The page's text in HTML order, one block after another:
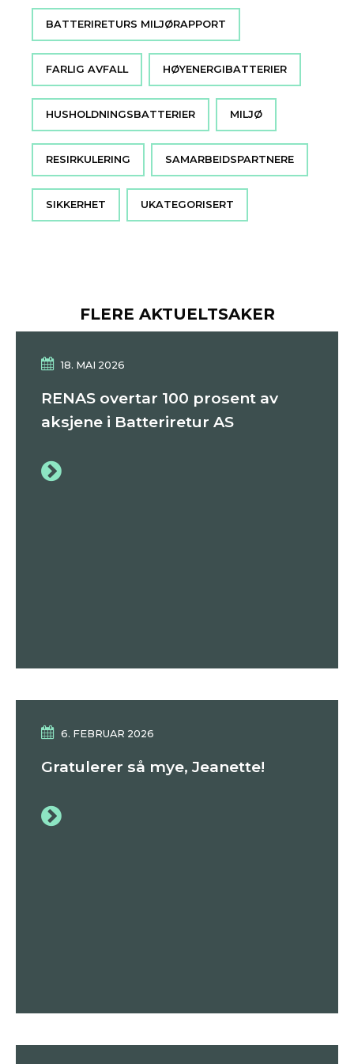
BATTERIRETURS MILJØRAPPORT
FARLIG AVFALL HØYENERGIBATTERIER
HUSHOLDNINGSBATTERIER MILJØ
RESIRKULERING SAMARBEIDSPARTNERE
SIKKERHET UKATEGORISERT
FLERE AKTUELTSAKER
18. MAI 2026
RENAS overtar 100 prosent av
aksjene i Batteriretur AS
6. FEBRUAR 2026
Gratulerer så mye, Jeanette!